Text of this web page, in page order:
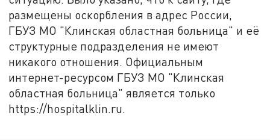
размещены оскорбления в адрес России,
ГБУЗ МО "Клинская областная больница" и её
структурные подразделения не имеют
никакого отношения. Официальным
интернет-ресурсом ГБУЗ МО "Клинская
областная больница" является только
https://hospitalklin.ru.